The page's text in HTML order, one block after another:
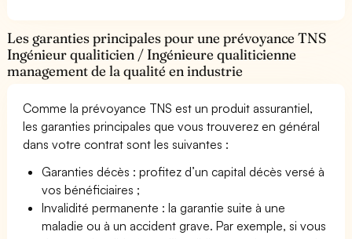
Les garanties principales pour une prévoyance TNS
Ingénieur qualiticien / Ingénieure qualiticienne
management de la qualité en industrie
Comme la prévoyance TNS est un produit assurantiel,
les garanties principales que vous trouverez en général
dans votre contrat sont les suivantes :
Garanties décès : profitez d’un capital décès versé à
vos bénéficiaires ;
Invalidité permanente : la garantie suite à une
maladie ou à un accident grave. Par exemple, si vous